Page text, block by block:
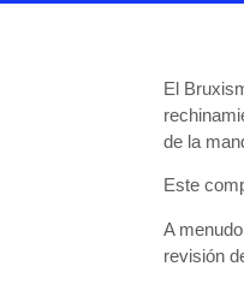
El
de la
Este
A
revisión